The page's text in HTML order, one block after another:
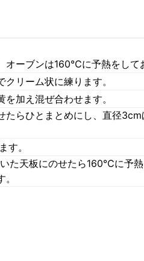
オーブンは160℃に予熱をして
リーム状に練ります。
加え混ぜ合わせます。
たらひとまとめにし、直径
す。
た天板にのせたら160℃に予